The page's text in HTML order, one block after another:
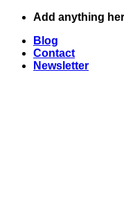
Skip
content
Add anything
Blog
Contact
Newsletter